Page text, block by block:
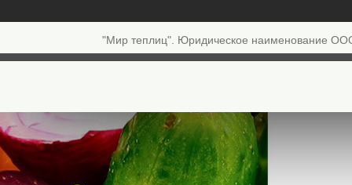
"Мир теплиц". Юридическое наименование